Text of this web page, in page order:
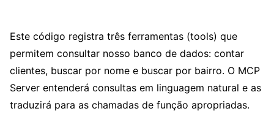
Este código registra três ferramentas (tools) que
permitem consultar nosso banco de dados: contar
clientes, buscar por nome e buscar por bairro. O MCP
Server entenderá consultas em linguagem natural e as
traduzirá para as chamadas de função apropriadas.